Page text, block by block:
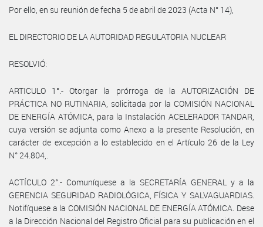
Por ello, en su reunión de fecha 5 de abril de 2023 (Acta N° 14),
EL DIRECTORIO DE LA AUTORIDAD REGULATORIA NUCLEAR
RESOLVIÓ:
ARTICULO 1°.- Otorgar la prórroga de la AUTORIZACIÓN DE
PRÁCTICA NO RUTINARIA, solicitada por la COMISIÓN NACIONAL
DE ENERGÍA ATÓMICA, para la Instalación ACELERADOR TANDAR,
cuya versión se adjunta como Anexo a la presente Resolución, en
carácter de excepción a lo establecido en el Artículo 26 de la Ley
N° 24.804,.
ACTÍCULO 2°.- Comuníquese a la SECRETARÍA GENERAL y a la
GERENCIA SEGURIDAD RADIOLÓGICA, FÍSICA Y SALVAGUARDIAS.
Notifíquese a la COMISIÓN NACIONAL DE ENERGÍA ATÓMICA. Dese
a la Dirección Nacional del Registro Oficial para su publicación en el